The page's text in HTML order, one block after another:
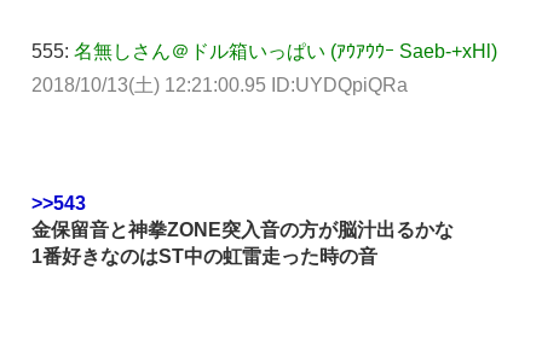
555: 名無しさん＠ドル箱いっぱい (ｱｳｱｳｳｰ Saeb-+xHl)
2018/10/13(土) 12:21:00.95 ID:UYDQpiQRa
>>543
金保留音と神拳ZONE突入音の方が脳汁出るかな
1番好きなのはST中の虹雷走った時の音